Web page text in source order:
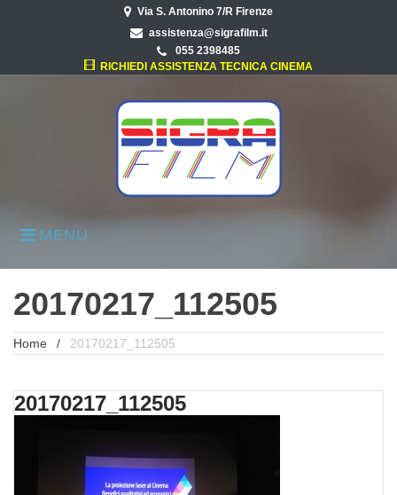
Via S. Antonino 7/R Firenze
assistenza@sigrafilm.it
055 2398485
RICHIEDI ASSISTENZA TECNICA CINEMA
MENU
20170217_112505
Home / 20170217_112505
20170217_112505